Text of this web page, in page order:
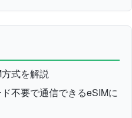
式を解説
不要で通信できるeSIMに